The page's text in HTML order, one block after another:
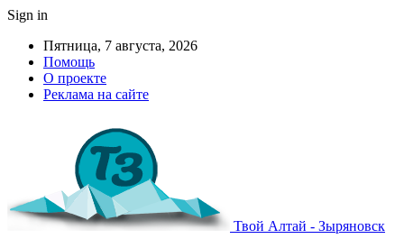
Sign in
Пятница, 7 августа, 2026
Помощь
О проекте
Реклама на сайте
Твой Алтай - Зыряновск